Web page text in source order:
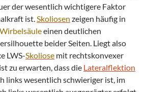
der wesentlich wichtigere Faktor
ist.Skoliosen zeigen häufig in
Wirbelsäuleeinen deutlichen
beider Seiten. Liegt also
LWS-Skoliose mit rechtskonvexer
zu erwarten, dass die Lateralflektion
links wesentlich schwieriger ist, im